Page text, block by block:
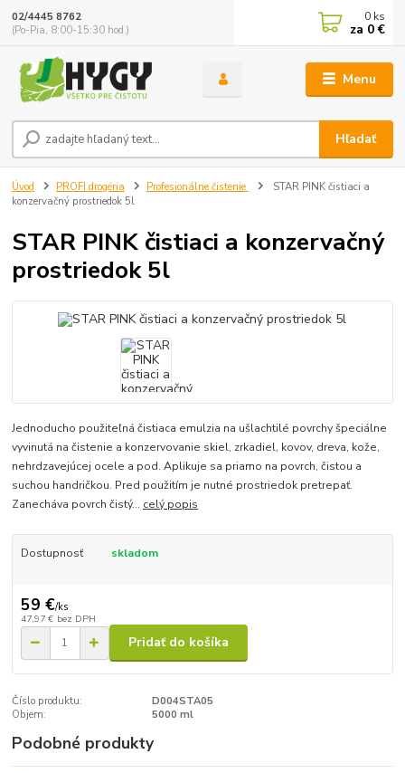
Menu
Hľadať
02/4445 8762
(Po-Pia, 8:00-15:30 hod.)
0 ks
za 0 €
Úvod PROFI drogéria Profesionálne čistenie
STAR PINK čistiaci a
konzervačný prostriedok 5l
STAR PINK čistiaci a konzervačný
prostriedok 5l
Jednoducho použiteľná čistiaca emulzia na ušlachtilé povrchy špeciálne
vyvinutá na čistenie a konzervovanie skiel, zrkadiel, kovov, dreva, kože,
nehrdzavejúcej ocele a pod. Aplikuje sa priamo na povrch, čistou a
suchou handričkou. Pred použitím je nutné prostriedok pretrepať.
Zanecháva povrch čistý... celý popis
Dostupnosť skladom
59 €/ks
47,97 € bez DPH
Pridať do košíka
Číslo produktu:
D004STA05
Objem:
5000 ml
Podobné produkty